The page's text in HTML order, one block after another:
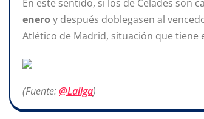
En este sentido, si los de Celades son
enero y después doblegasen al
Atlético de Madrid, situación que tiene
(Fuente:@Laliga)